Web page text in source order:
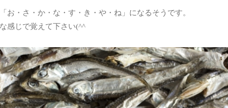
お・さ・か・な・す・き・や・ね」になるそうです。
感じで覚えて下さい(^^ゞ